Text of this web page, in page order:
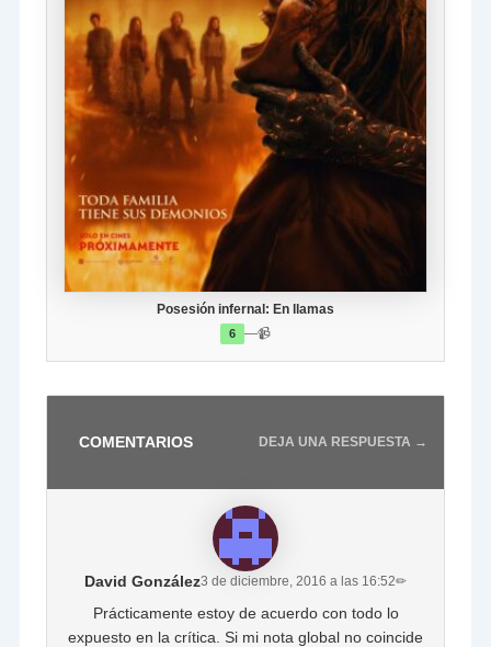
Posesión infernal: En llamas
6 —📹
COMENTARIOS DEJA UNA RESPUESTA →
David González3 de diciembre, 2016 a las 16:52✏
Prácticamente estoy de acuerdo con todo lo
expuesto en la crítica. Si mi nota global no coincide